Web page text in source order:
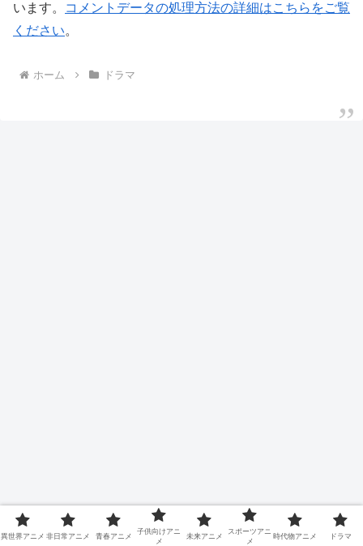
います。
コメントデータの処理方法の詳細はこちらをご覧
ください。
ホーム ドラマ
異世界アニメ 非日常アニメ 青春アニメ
子供向けアニ
メ
未来アニメ
スポーツアニ
メ
時代物アニメ ドラマ